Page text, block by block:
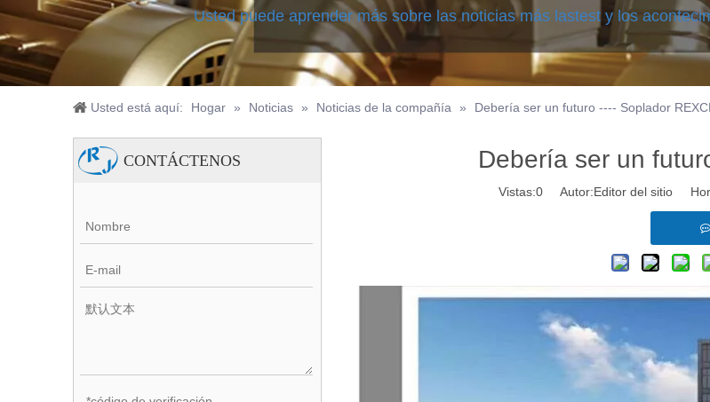
Usted puede aprender más sobre las noticias más lastest y los
Usted está aquí: Hogar » Noticias » Noticias de la compañía » Debería ser un futuro ---- Soplador
CONTÁCTENOS Debería ser un
Vistas:0 Autor:Editor del sitio